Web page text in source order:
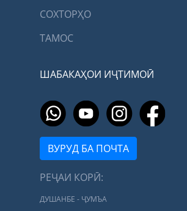
СОХТОРҲО
ТАМОС
ШАБАКАҲОИ ИҶТИМОӢ
ВУРУД БА ПОЧТА
РЕҶАИ КОРӢ:
ДУШАНБЕ - ҶУМЪА